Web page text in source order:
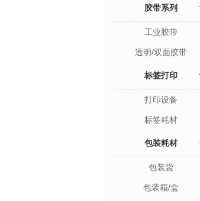
胶带系列
工业胶带
透明/双面胶带
标签打印
打印设备
标签耗材
包装耗材
包装袋
包装箱/盒